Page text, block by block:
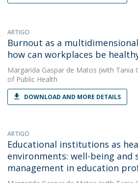
ARTIGO
Burnout as a
how can workplaces be
Margarida Gaspar de Matos (with Tania
of Public Health
DOWNLOAD AND MORE DETAILS
ARTIGO
Educational institutions as
environments: well-being and
management in education